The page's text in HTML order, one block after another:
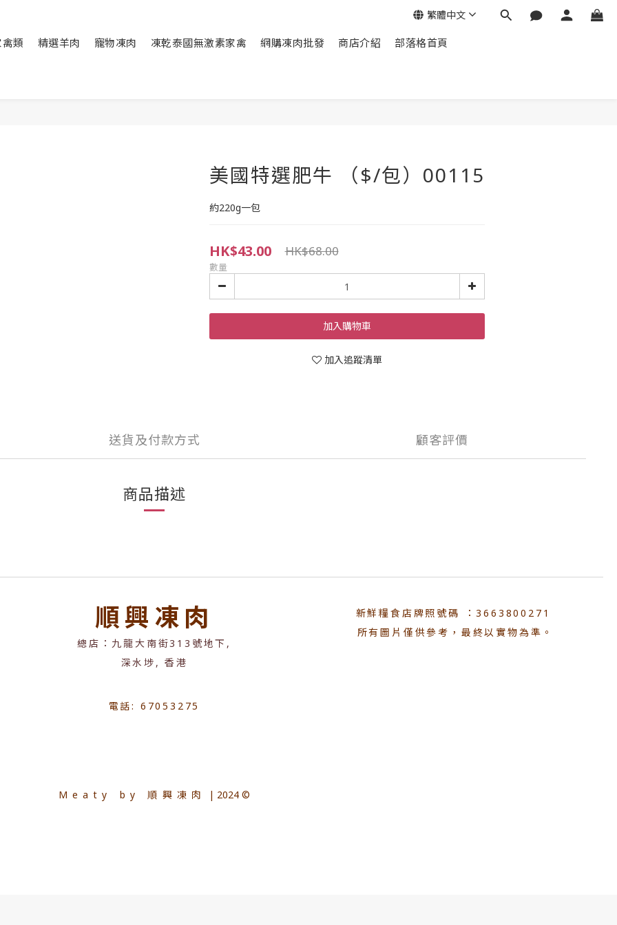
類 精選羊肉 寵物凍肉 凍乾泰國無激素家禽 網購凍肉批發 商店介紹 部落格首頁
繁體中文
美國特選肥牛 （$/包）00115
約220g一包
HK$43.00 HK$68.00
數量
加入購物車
加入追蹤清單
送貨及付款方式 顧客評價
商品描述
順興凍肉
總店：九龍大南街313號地下,
深水埗, 香港
電話: 67053275
新鮮糧食店牌照號碼 ：3663800271
所有圖片僅供參考，最終以實物為準。
Meaty by 順興凍肉 | 2024 ©